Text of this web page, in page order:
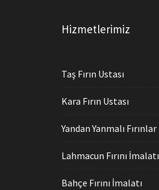
Hizmetlerimiz
Taş Fırın Ustası
Kara Fırın Ustası
Yandan Yanmalı Fırınlar
Lahmacun Fırını İmalatı
Bahçe Fırını İmalatı